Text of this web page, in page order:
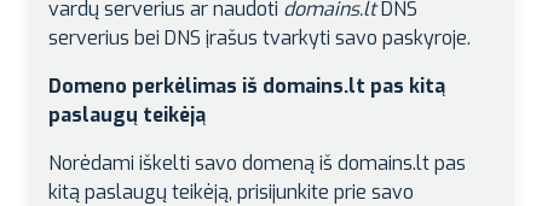
vardų serverius ar naudoti domains.ltDNS
serverius bei DNS įrašus tvarkyti savo paskyroje.
Domeno perkėlimas iš domains.lt pas kitą
paslaugų teikėją
Norėdami iškelti savo domeną iš domains.lt pas
kitą paslaugų teikėją, prisijunkite prie savo